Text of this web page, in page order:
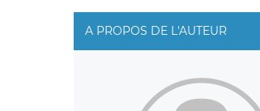
A PROPOS DE L'AUTEUR